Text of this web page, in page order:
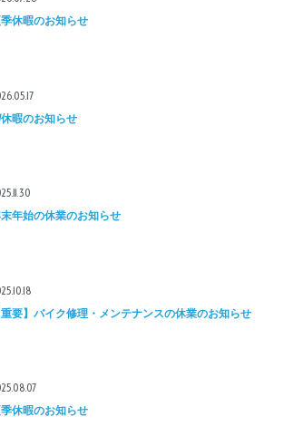
休暇のお知らせ
休暇のお知らせ
年始の休業のお知らせ
重要】バイク修理・メンテナンスの休業のお知らせ
休暇のお知らせ